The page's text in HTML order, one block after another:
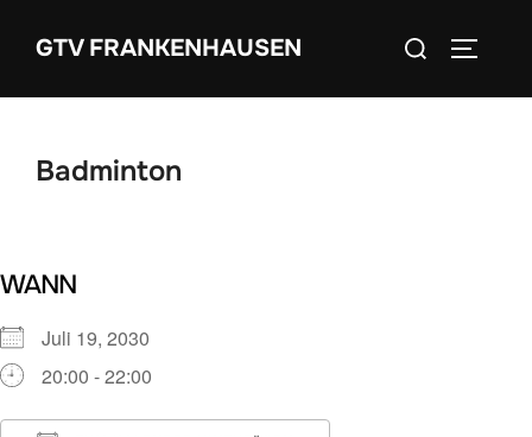
InhaltGTV FRANKENHAUSEN
Suchen
Badminton
WANN
Juli 19, 2030
20:00 - 22:00